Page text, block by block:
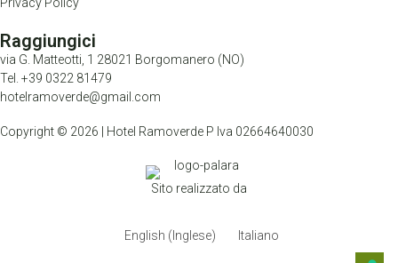
Raggiungici
via G. Matteotti, 1 28021 Borgomanero (NO)
Tel. +39 0322 81479
hotelramoverde@gmail.com
Copyright © 2026 | Hotel Ramoverde P Iva 02664640030
Sito realizzato da
English ( Inglese) Italiano